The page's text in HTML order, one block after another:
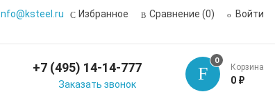
Избранное Сравнение (0) Войти
+7 (495) 14-14-777
Заказать звонок
0
Корзина
0 ₽